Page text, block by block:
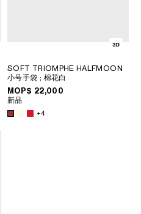
SOFT TRIOMPHE HALFMOON
小号手袋 ; 棉花白
MOP$ 22,000
新品
+4